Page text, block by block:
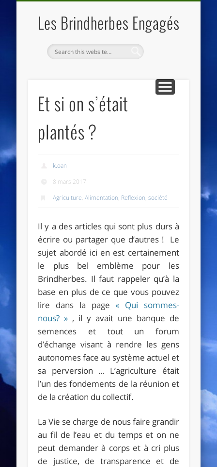
Les Brindherbes Engagés
Et si on s’était
plantés ?
k.oan
8 mars 2017
Agriculture,Alimentation, Reflexion,société
Il y a des articles qui sont plus durs à
écrire ou partager que d’autres ! Le
sujet abordé ici en est certainement
le plus bel emblème pour les
Brindherbes. Il faut rappeler qu’à la
base en plus de ce que vous pouvez
lire dans la page« Qui sommes-
nous? » , il y avait une banque de
semences et tout un forum
d’échange visant à rendre les gens
autonomes face au système actuel et
sa perversion … L’agriculture était
l’un des fondements de la réunion et
de la création du collectif.
La Vie se charge de nous faire grandir
au fil de l’eau et du temps et on ne
peut demander à corps et à cri plus
de justice, de transparence et de